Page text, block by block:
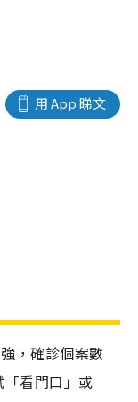
用 App 睇文
，確診個案數
看門口」或